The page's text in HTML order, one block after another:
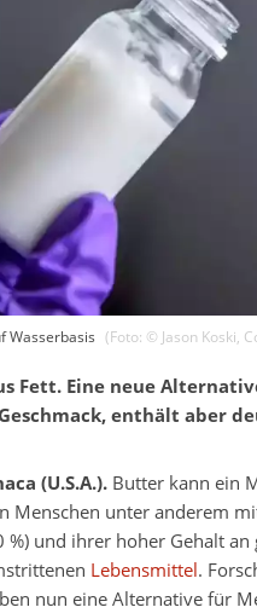
Wasserbasis (Foto: © Jason Koski,
Fett. Eine neue
enthält aber
(U.S.A.). Butter kann ein
Menschen unter anderem
%) und ihrer hoher Gehalt an
Lebensmittel.
nun eine Alternative für